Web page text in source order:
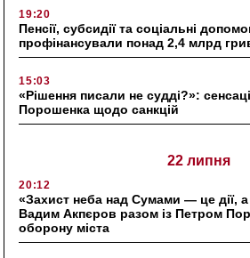
19:20
Пенсії, субсидії та соціальні
профінансували понад 2,4 млрд
15:03
«Рішення писали не судді?»:
Порошенка щодо санкцій
22 липня
20:12
«Захист неба над Сумами — це дії,
Вадим Акпєров разом із Петром
оборону міста